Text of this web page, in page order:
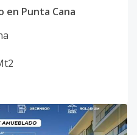
en Punta Cana